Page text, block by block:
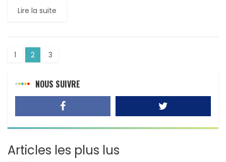
Lire la suite
1 2 3
NOUS SUIVRE
Articles les plus lus